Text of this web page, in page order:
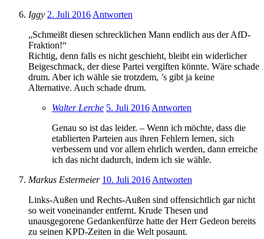
Iggy 2. Juli 2016 Antworten
„Schmeißt diesen schrecklichen Mann endlich aus der AfD-
Fraktion!“
Richtig, denn falls es nicht geschieht, bleibt ein widerlicher
Beigeschmack, der diese Partei vergiften könnte. Wäre schade
drum. Aber ich wähle sie trotzdem, ’s gibt ja keine
Alternative. Auch schade drum.
Walter Lerche 5. Juli 2016 Antworten
Genau so ist das leider. – Wenn ich möchte, dass die
etablierten Parteien aus ihren Fehlern lernen, sich
verbessern und vor allem ehrlich werden, dann erreiche
ich das nicht dadurch, indem ich sie wähle.
Markus Estermeier 10. Juli 2016 Antworten
Links-Außen und Rechts-Außen sind offensichtlich gar nicht
so weit voneinander entfernt. Krude Thesen und
unausgegorene Gedankenfürze hatte der Herr Gedeon bereits
zu seinen KPD-Zeiten in die Welt posaunt.